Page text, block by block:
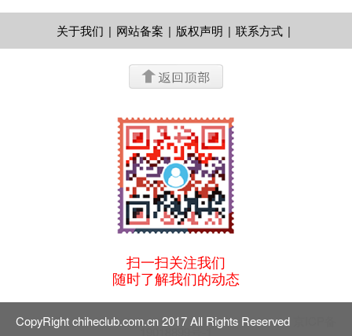
关于我们 | 网站备案 | 版权声明 | 联系方式 |
扫一扫关注我们
随时了解我们的动态
CopyRight chiheclub.com.cn 2017 All Rights Reserved